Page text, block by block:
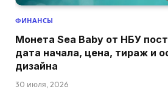
ФИНАНСЫ
Монета Sea Baby от НБУ
дата начала, цена, тираж и
дизайна
30 июля, 2026